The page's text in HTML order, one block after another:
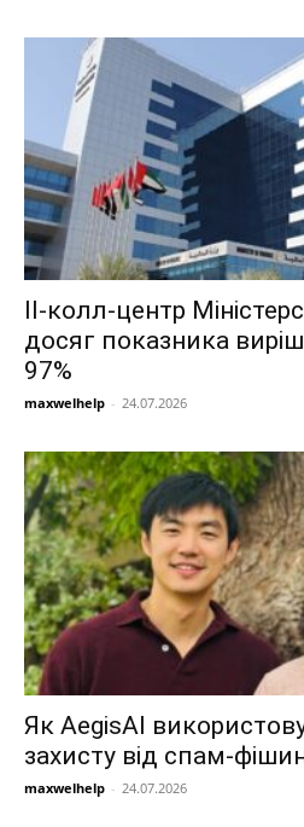
ІІ-колл-центр
досяг показника
97%
maxwelhelp - 24.07.2026
Як AegisAI
захисту від спам-
maxwelhelp - 24.07.2026